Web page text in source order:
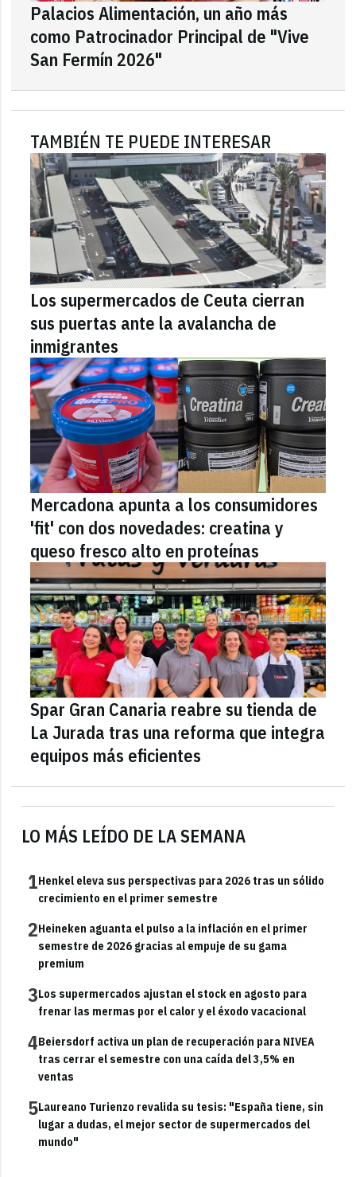
LO MÁS LEÍDO DE LA SEMANA
1Henkel eleva sus perspectivas para 2026 tras un sólido
crecimiento en el primer semestre
2Heineken aguanta el pulso a la inflación en el primer
semestre de 2026 gracias al empuje de su gama
premium
3Los supermercados ajustan el stock en agosto para
frenar las mermas por el calor y el éxodo vacacional
4Beiersdorf activa un plan de recuperación para NIVEA
tras cerrar el semestre con una caída del 3,5% en
ventas
5Laureano Turienzo revalida su tesis: "España tiene, sin
lugar a dudas, el mejor sector de supermercados del
mundo"
Palacios Alimentación, un año más
como Patrocinador Principal de "Vive
San Fermín 2026"
TAMBIÉN TE PUEDE INTERESAR
Los supermercados de Ceuta cierran
sus puertas ante la avalancha de
inmigrantes
Mercadona apunta a los consumidores
'fit' con dos novedades: creatina y
queso fresco alto en proteínas
Spar Gran Canaria reabre su tienda de
La Jurada tras una reforma que integra
equipos más eficientes